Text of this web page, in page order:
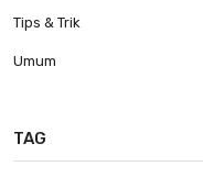
Tips & Trik
Umum
TAG